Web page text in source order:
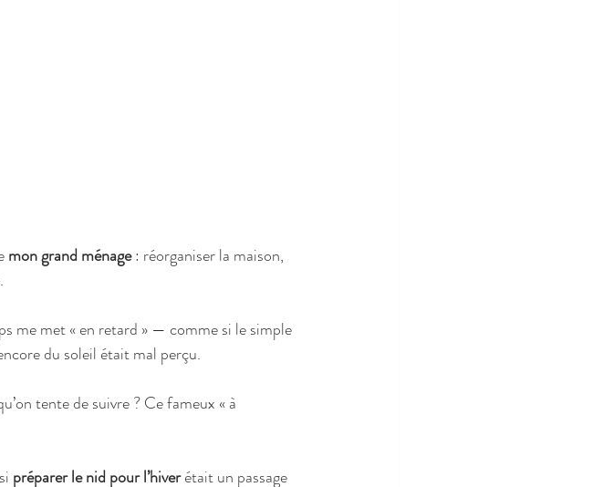
mon grand ménage : réorganiser la maison,
me met « en retard » — comme si le simple
du soleil était mal perçu.
tente de suivre ? Ce fameux « à
préparer le nid pour l’hiver était un passage